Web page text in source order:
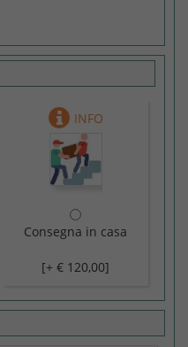
Consegna in casa
[+ € 120,00]